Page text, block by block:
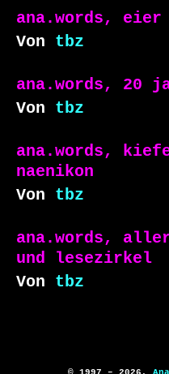
ana.words, eier
Von tbz
ana.words, 20
Von tbz
ana.words,
naenikon
Von tbz
ana.words,
und lesezirkel
Von tbz